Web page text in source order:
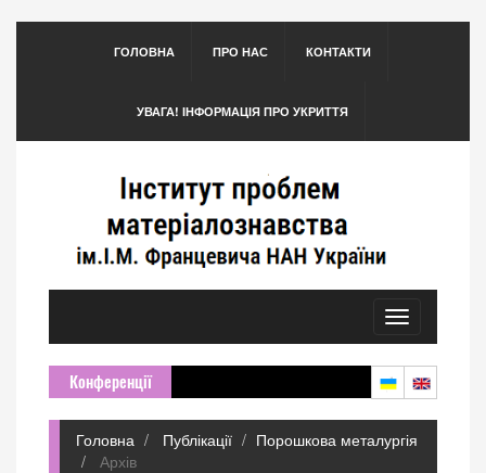
ГОЛОВНА ПРО НАС КОНТАКТИ
УВАГА! ІНФОРМАЦІЯ ПРО УКРИТТЯ
Toggle
navigation
Конференції
Головна Публікації
Порошкова металургія
Архів